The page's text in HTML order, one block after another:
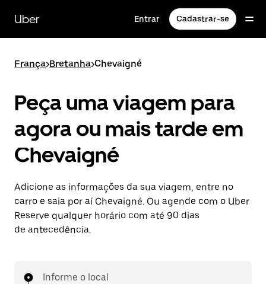
para
conteúdo
Uber Entrar Cadastrar-se
França>Bretanha>Chevaigné
Peça uma viagem para
agora ou mais tarde em
Chevaigné
Adicione as informações da sua viagem, entre no
carro e saia por aí Chevaigné. Ou agende com o Uber
Reserve qualquer horário com até 90 dias
de antecedência.
Informe o local